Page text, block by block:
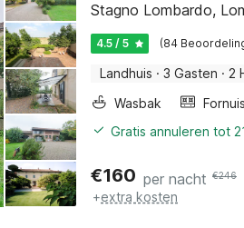
Stagno Lombardo,
4.5 / 5 (84
Landhuis · 3 Gasten · 2
Wasbak
Fornuis
Gratis annuleren tot
€160 per nacht €246
+extra kosten